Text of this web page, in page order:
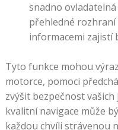
snadno
přehledné rozhraní
informacemi zajistí
Tyto funkce mohou
motorce, pomoci
zvýšit bezpečnost vašich
kvalitní navigace může
každou chvíli strávenou